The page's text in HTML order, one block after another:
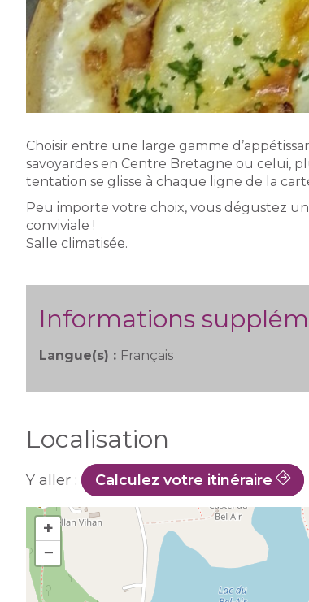
Choisir entre une large gamme
savoyardes en Centre Bretagne ou celui,
tentation se glisse à chaque ligne de la
Peu importe votre choix, vous dégustez
conviviale !
Salle climatisée.
Informations
Langue(s) : Français
Localisation
Y aller : Calculez votre itinéraire
+
−